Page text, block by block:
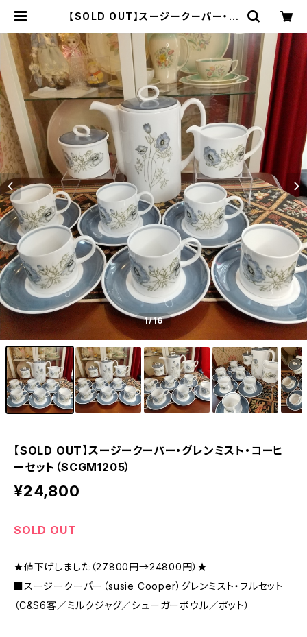
【SOLD OUT】スージークーパー・グ
205） | Gallery Miko-Nonno：ス
ージークーパー・サルグミンヌなど、ア
ンティーク・ライフを提案！
1/16
【SOLD OUT】スージークーパー・グレンミスト・コーヒ
ーセット（SCGM1205）
¥24,800
SOLD OUT
★値下げしました（27800円→24800円）★
■スージークーパー（susie Cooper）グレンミスト・フルセット
（C&S6客／ミルクジャグ／シューガーボウル／ポット）